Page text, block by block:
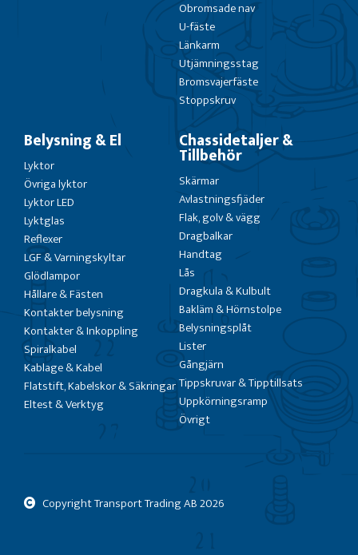
Obromsade nav
U-fäste
Länkarm
Utjämningsstag
Bromsvajerfäste
Stoppskruv
Belysning & El
Lyktor
Övriga lyktor
Lyktor LED
Lyktglas
Reflexer
LGF & Varningskyltar
Glödlampor
Hållare & Fästen
Kontakter belysning
Kontakter & Inkoppling
Spiralkabel
Kablage & Kabel
Flatstift, Kabelskor & Säkringar
Eltest & Verktyg
Chassidetaljer &
Tillbehör
Skärmar
Avlastningsfjäder
Flak, golv & vägg
Dragbalkar
Handtag
Lås
Dragkula & Kulbult
Bakläm & Hörnstolpe
Belysningsplåt
Lister
Gångjärn
Tippskruvar & Tipptillsats
Uppkörningsramp
Övrigt
Copyright Transport Trading AB2026